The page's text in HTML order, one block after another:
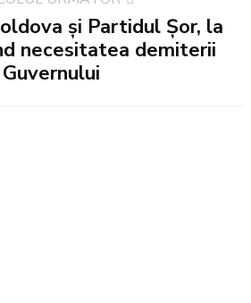
și Partidul Șor, la
necesitatea demiterii
Guvernului